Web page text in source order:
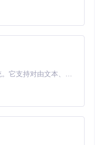
决：
数
文件可实现深度
MiniMax H3 是一个通用的全模态生成系统。它支持对由文本、图像、视频和音频组成的多模态上下文进行统一理解，并能生成分辨率高达 2K、时长可达 15 秒的带原生立体声音频的视频。得益于面向任务泛化的系统设计，H3 在预训练阶段就已具备广泛的多模态上下文理解与生成能力，能够出色地执行复杂的多模态指令。